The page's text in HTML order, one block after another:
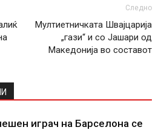
Следно
Мултиетничката Швајцарија
„гази“ и со Јашари од
Македонија во составот
играч на Барселона се